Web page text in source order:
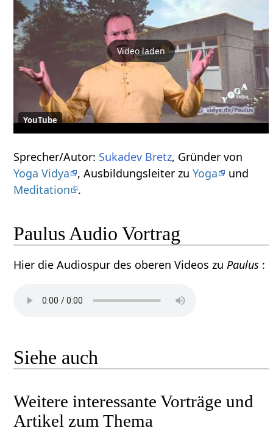
Video laden
YouTube
Sprecher/Autor: Sukadev Bretz, Gründer von
Yoga Vidya
, Ausbildungsleiter zuYoga
und
Meditation
.
Paulus Audio Vortrag
Hier die Audiospur des oberen Videos zuPaulus :
Siehe auch
Weitere interessante Vorträge und
Artikel zum Thema